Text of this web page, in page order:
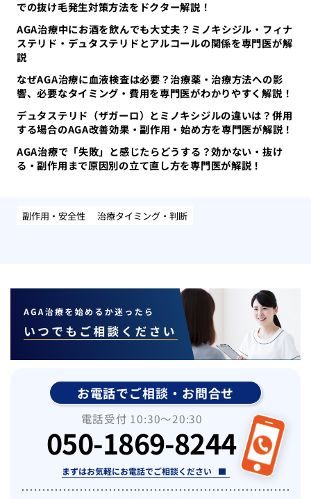
での抜け毛発生対策方法をドクター解説！
AGA治療中にお酒を飲んでも大丈夫？ミノキシジル・フィナ
ステリド・デュタステリドとアルコールの関係を専門医が解
説
なぜAGA治療に血液検査は必要？治療薬・治療方法への影
響、必要なタイミング・費用を専門医がわかりやすく解説！
デュタステリド（ザガーロ）とミノキシジルの違いは？併用
する場合のAGA改善効果・副作用・始め方を専門医が解説！
AGA治療で「失敗」と感じたらどうする？効かない・抜け
る・副作用まで原因別の立て直し方を専門医が解説！
副作用・安全性 治療タイミング・判断
お電話でご相談・お問合せ
電話受付 10:30〜20:30
050-1869-8244
まずはお気軽にお電話でご相談ください